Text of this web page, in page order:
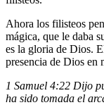
Ahora los filisteos
mágica, que le daba
es la gloria de Dios.
presencia de Dios en
1 Samuel 4:22 Dijo
ha sido tomada el